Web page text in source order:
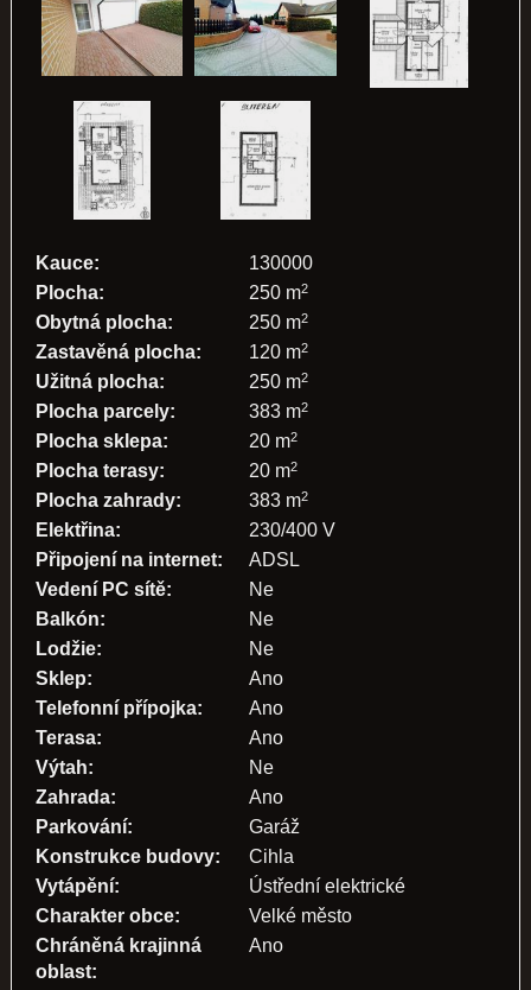
Kauce:
130000
Plocha:
250 m2
Obytná plocha: 250 m2
Zastavěná plocha: 120 m2
Užitná plocha: 250 m2
Plocha parcely: 383 m2
Plocha sklepa: 20 m2
Plocha terasy: 20 m2
Plocha zahrady: 383 m2
Elektřina:
230/400 V
Připojení na internet:
ADSL
Vedení PC sítě:
Ne
Balkón:
Ne
Lodžie:
Ne
Sklep:
Ano
Telefonní přípojka:
Ano
Terasa:
Ano
Výtah:
Ne
Zahrada:
Ano
Parkování:
Garáž
Konstrukce budovy:
Cihla
Vytápění:
Ústřední elektrické
Charakter obce:
Velké město
Chráněná krajinná
oblast:
Ano